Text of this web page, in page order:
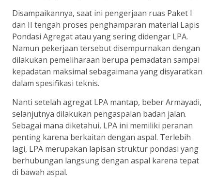
Disampaikannya, saat ini pengerjaan ruas Paket I
dan II tengah proses penghamparan material Lapis
Pondasi Agregat atau yang sering didengar LPA.
Namun pekerjaan tersebut disempurnakan dengan
dilakukan pemeliharaan berupa pemadatan sampai
kepadatan maksimal sebagaimana yang disyaratkan
dalam spesifikasi teknis.
Nanti setelah agregat LPA mantap, beber Armayadi,
selanjutnya dilakukan pengaspalan badan jalan.
Sebagai mana diketahui, LPA ini memiliki peranan
penting karena berkaitan dengan aspal. Terlebih
lagi, LPA merupakan lapisan struktur pondasi yang
berhubungan langsung dengan aspal karena tepat
di bawah aspal.